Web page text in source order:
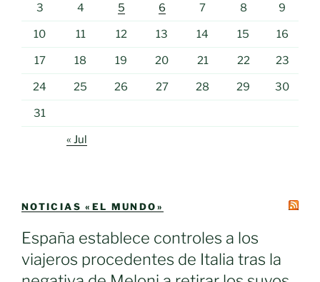
3 4 5 6 7 8 9
10 11 12 13 14 15 16
17 18 19 20 21 22 23
24 25 26 27 28 29 30
31
« Jul
NOTICIAS «EL MUNDO»
España establece controles a los
viajeros procedentes de Italia tras la